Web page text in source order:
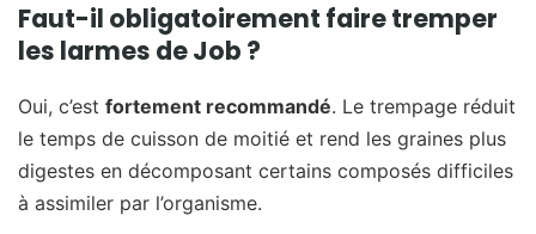
Faut-il obligatoirement faire tremper
les larmes de Job ?
Oui, c’est fortement recommandé. Le trempage réduit
le temps de cuisson de moitié et rend les graines plus
digestes en décomposant certains composés difficiles
à assimiler par l’organisme.